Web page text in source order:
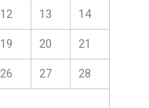
12 13 14
19 20 21
26 27 28